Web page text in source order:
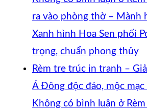
ra vào phòng thờ – Mành
Xanh hình Hoa Sen phối
trọng, chuẩn phong thủy
Rèm tre trúc in tranh –
Á Đông độc đáo, mộc
Không có bình luận ở